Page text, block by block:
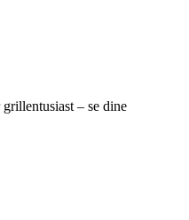
– se dine